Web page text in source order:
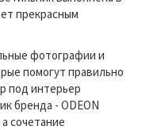
прекрасным
фотографии и
помогут правильно
под интерьер
бренда - ODEON
сочетание